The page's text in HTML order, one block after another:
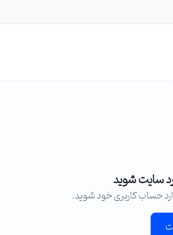
سایت شوید
حساب کاربری خود شوید.